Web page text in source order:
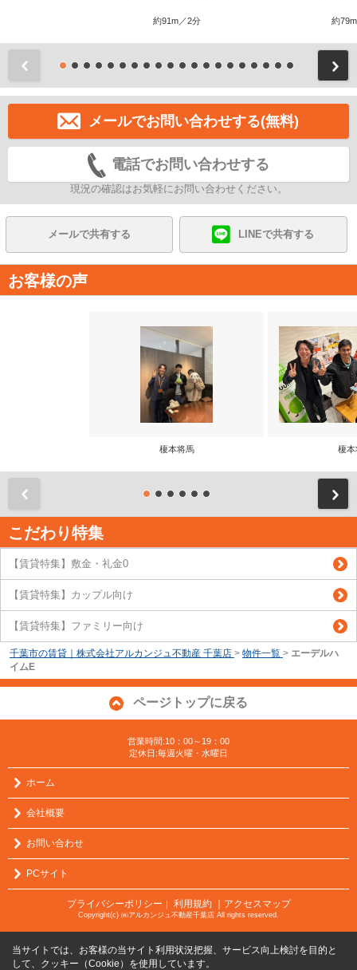
約91m／2分 約
メールでお問い合わせする(無料)
電話でお問い合わせする
現況の確認はお気軽にお問い合わせください。
メールで共有する LINEで共有する
お客様の声
榎本将馬 榎本
こだわり特集
【賃貸特集】敷金・礼金0
【賃貸特集】カップル向け
【賃貸特集】ファミリー向け
千葉市の賃貸｜株式会社アルカンジュ不動産 千葉店 > 物件一覧 > エーデルハ
イムE
ページトップに戻る
営業時間:10：00～19：00
定休日:毎週火曜・水曜日
ホーム
会社概要
お問い合わせ
PCサイト
プライバシーポリシー 利用規約 ｜アクセスマップ
Copyright(c) ㈱アルカンジュ不動産千葉店 All rights reserved.
当サイトでは、お客様の当サイト利用状況把握、サービス向上検討を目的と
して、クッキー（Cookie）を使用しています。